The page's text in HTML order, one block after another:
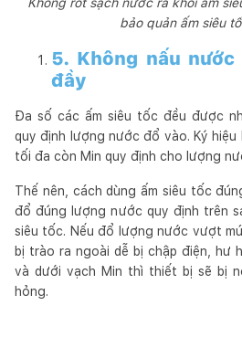
bảo quản ấm siêu
5. Không nấu
đầy
Đa số các ấm siêu tốc đều được
quy định lượng nước đổ vào. Ký
tối đa còn Min quy định cho lượng
Thế nên, cách dùng ấm siêu tốc
đổ đúng lượng nước quy định trên
siêu tốc. Nếu đổ lượng nước vượt
bị trào ra ngoài dễ bị chập điện, hư
và dưới vạch Min thì thiết bị sẽ bị
hỏng.